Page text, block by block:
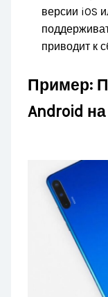
версии iOS
приводит к
Пример:
Android